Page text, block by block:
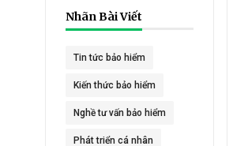
Nhãn Bài Viết
Tin tức bảo hiểm
Kiến thức bảo hiểm
Nghề tư vấn bảo hiểm
Phát triển cá nhân